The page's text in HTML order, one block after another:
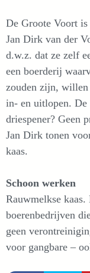
De Groote Voort
Jan Dirk van der
d.w.z. dat ze zelf
een boerderij
zouden zijn, willen
in- en uitlopen. De
driespener? Geen
Jan Dirk tonen
kaas.
Schoon werken
Rauwmelkse
boerenbedrijven
geen
voor gangbare –